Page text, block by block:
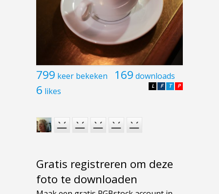
799 keer bekeken 169 downloads
6 likes P
T
F
L
Gratis registreren om deze
foto te downloaden